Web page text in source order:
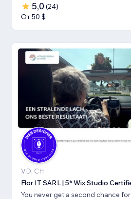
5,0 (24)
От 50 $
VD, CH
Flor IT SARL | 5* Wix Studio
You never get a second chance